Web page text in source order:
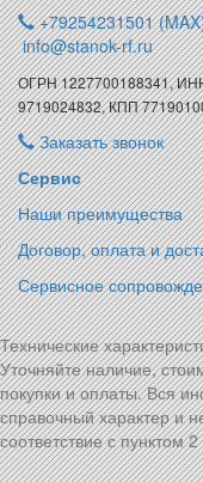
+79254231501
info@stanok-rf.ru
ОГРН 1227700188341,
9719024832, КПП
Заказать звонок
Сервис
Наши преимущества
Договор, оплата и
Сервисное
Технические
Уточняйте наличие,
покупки и оплаты. Вся
справочный характер и
соответствие с пунктом